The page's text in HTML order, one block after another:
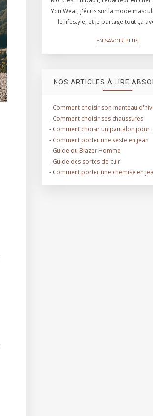
You Wear, j'écris sur la mode
le lifestyle, et je partage tout ça
EN SAVOIR PLUS
NOS ARTICLES À LIRE
- Comment choisir son manteau
- Comment choisir ses chaussures
- Comment choisir un pantalon pour
- Comment porter une veste en jean
- Guide du Blazer Homme
- Guide des sortes de cuir
- Comment porter une chemise en